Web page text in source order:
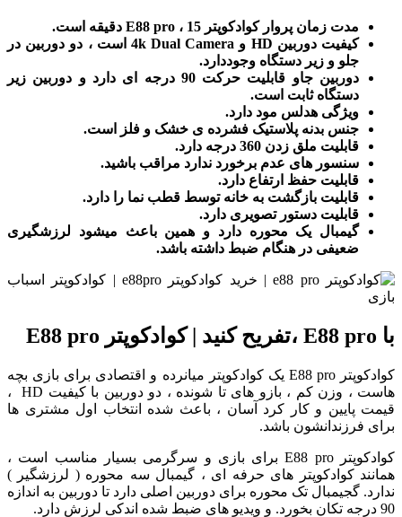
مدت زمان پروار کوادکوپتر E88 pro ، 15 دقیقه است.
کیفیت دوربین HD و 4k Dual Camera است ، دو دوربین در
جلو و زیر دستگاه وجوددارد.
دوربین جاو قابلیت حرکت 90 درجه ای دارد و دوربین زیر
دستگاه ثابت است.
ویژگی هدلس مود دارد.
جنس بدنه پلاستیک فشرده ی خشک و فلز است.
قابلیت ملق زدن 360 درجه دارد.
سنسور های عدم برخورد ندارد مراقب باشید.
قابلیت حفظ ارتفاع دارد.
قابلیت بازگشت به خانه توسط قطب نما را دارد.
قابلیت دستور تصویری دارد.
گیمبال یک محوره دارد و همین باعث میشود لرزشگیری
ضعیفی در هنگام ضبط داشته باشد.
با ،تفریح کنید | کوادکوپتر
کوادکوپتر E88 pro یک کوادکوپتر میانرده و اقتصادی برای بازی بچه
هاست ، وزن کم ، بازو های تا شونده ، دو دوربین با کیفیت HD ،
قیمت پایین و کار کرد آسان ، باعث شده انتخاب اول مشتری ها
برای فرزندانشون باشد.
کوادکوپتر E88 pro برای بازی و سرگرمی بسیار مناسب است ،
همانند کوادکوپتر های حرفه ای ، گیمبال سه محوره ( لرزشگیر )
ندارد. گجیمبال تک محوره برای دوربین اصلی دارد تا دوربین به اندازه
90 درجه تکان بخورد. و ویدیو های ضبط شده اندکی لرزش دارد.